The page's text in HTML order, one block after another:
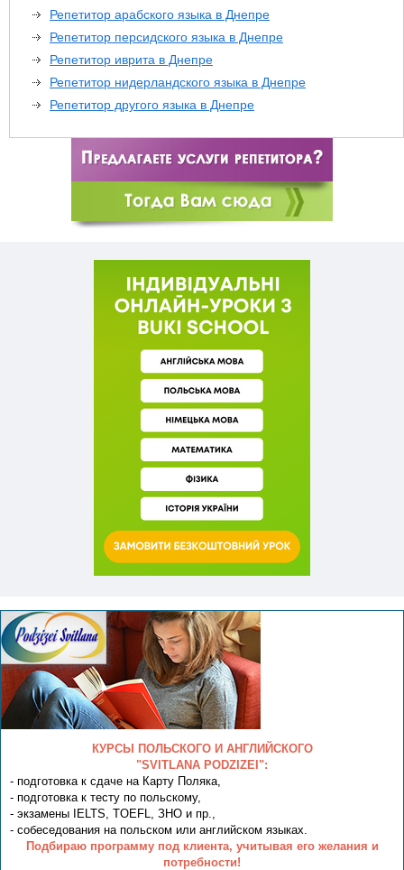
Репетитор арабского языка в Днепре
Репетитор персидского языка в Днепре
Репетитор иврита в Днепре
Репетитор нидерландского языка в Днепре
Репетитор другого языка в Днепре
КУРСЫ ПОЛЬСКОГО И АНГЛИЙСКОГО
"SVITLANA PODZIZEI":
- подготовка к сдаче на Карту Поляка,
- подготовка к тесту по польскому,
- экзамены IELTS, TOEFL, ЗНО и пр.,
- собеседования на польском или английском языках.
Подбираю программу под клиента, учитывая его желания и
потребности!